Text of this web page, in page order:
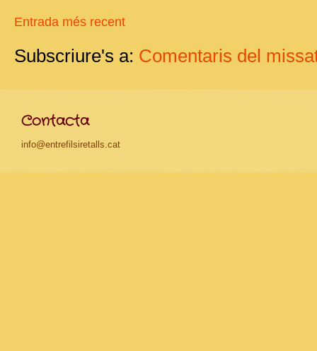
Entrada més recent
Subscriure's a: Comentaris del
Contacta
info@entrefilsiretalls.cat